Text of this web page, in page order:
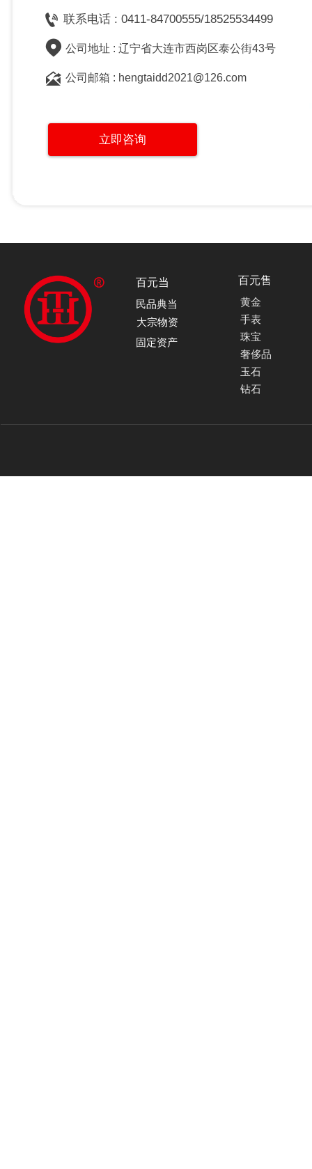
百元当
百元售
黄金
手表
珠宝
奢侈品
玉石
钻石
民品典当
大宗物资
固定资产
 联系电话 : 0411-84700555/18525534499
 公司地址 : 辽宁省大连市西岗区泰公街43号
 公司邮箱 : hengtaidd2021@126.com
立即咨询